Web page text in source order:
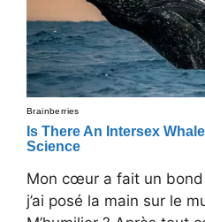
Mon cœur a fait un
j’ai posé la main sur le